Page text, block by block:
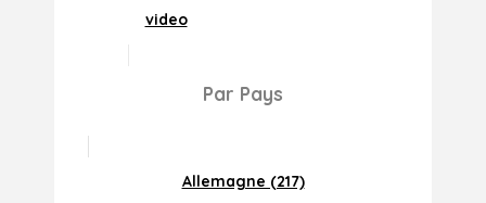
video
Par Pays
Allemagne (217)